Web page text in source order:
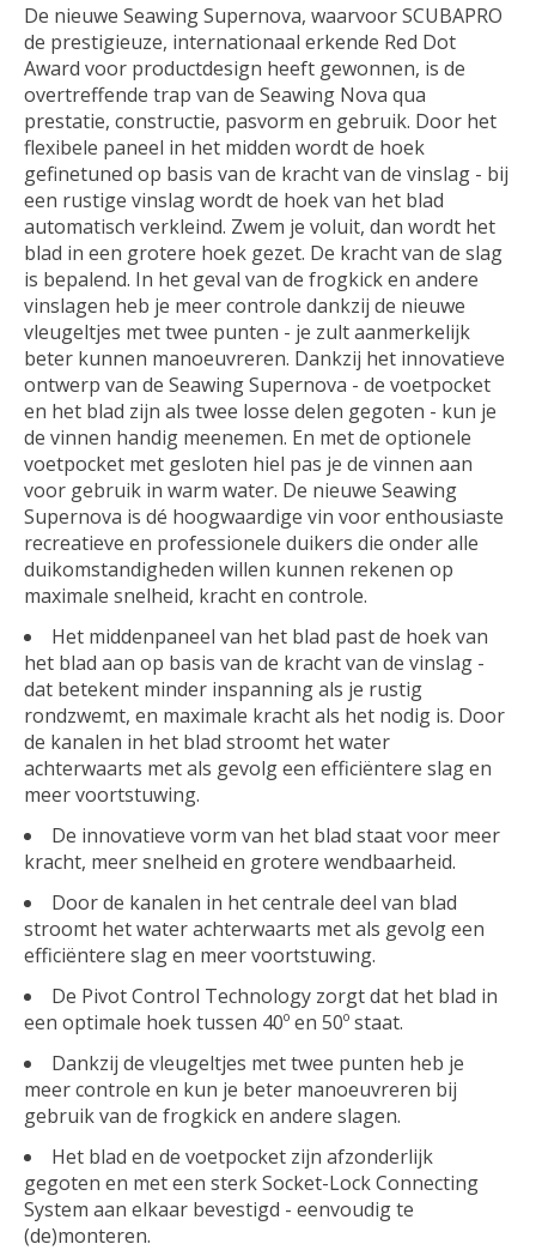
De nieuwe Seawing Supernova, waarvoor SCUBAPRO
de prestigieuze, internationaal erkende Red Dot
Award voor productdesign heeft gewonnen, is de
overtreffende trap van de Seawing Nova qua
prestatie, constructie, pasvorm en gebruik. Door het
flexibele paneel in het midden wordt de hoek
gefinetuned op basis van de kracht van de vinslag - bij
een rustige vinslag wordt de hoek van het blad
automatisch verkleind. Zwem je voluit, dan wordt het
blad in een grotere hoek gezet. De kracht van de slag
is bepalend. In het geval van de frogkick en andere
vinslagen heb je meer controle dankzij de nieuwe
vleugeltjes met twee punten - je zult aanmerkelijk
beter kunnen manoeuvreren. Dankzij het innovatieve
ontwerp van de Seawing Supernova - de voetpocket
en het blad zijn als twee losse delen gegoten - kun je
de vinnen handig meenemen. En met de optionele
voetpocket met gesloten hiel pas je de vinnen aan
voor gebruik in warm water. De nieuwe Seawing
Supernova is dé hoogwaardige vin voor enthousiaste
recreatieve en professionele duikers die onder alle
duikomstandigheden willen kunnen rekenen op
maximale snelheid, kracht en controle.
Het middenpaneel van het blad past de hoek van
het blad aan op basis van de kracht van de vinslag -
dat betekent minder inspanning als je rustig
rondzwemt, en maximale kracht als het nodig is. Door
de kanalen in het blad stroomt het water
achterwaarts met als gevolg een efficiëntere slag en
meer voortstuwing.
De innovatieve vorm van het blad staat voor meer
kracht, meer snelheid en grotere wendbaarheid.
Door de kanalen in het centrale deel van blad
stroomt het water achterwaarts met als gevolg een
efficiëntere slag en meer voortstuwing.
De Pivot Control Technology zorgt dat het blad in
een optimale hoek tussen 40º en 50º staat.
Dankzij de vleugeltjes met twee punten heb je
meer controle en kun je beter manoeuvreren bij
gebruik van de frogkick en andere slagen.
Het blad en de voetpocket zijn afzonderlijk
gegoten en met een sterk Socket-Lock Connecting
System aan elkaar bevestigd - eenvoudig te
(de)monteren.